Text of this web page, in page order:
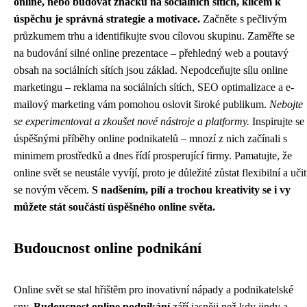
úspěchu je správná strategie a motivace. Začněte s pečlivým
průzkumem trhu a identifikujte svou cílovou skupinu. Zaměřte se
na budování silné online prezentace – přehledný web a poutavý
obsah na sociálních sítích jsou základ. Nepodceňujte sílu online
marketingu – reklama na sociálních sítích, SEO optimalizace a e-
mailový marketing vám pomohou oslovit široké publikum. Nebojte
se experimentovat a zkoušet nové nástroje a platformy. Inspirujte se
úspěšnými příběhy online podnikatelů – mnozí z nich začínali s
minimem prostředků a dnes řídí prosperující firmy. Pamatujte, že
online svět se neustále vyvíjí, proto je důležité zůstat flexibilní a učit
se novým věcem. S nadšením, pílí a trochou kreativity se i vy
můžete stát součástí úspěšného online světa.
Budoucnost online podnikání
Online svět se stal hřištěm pro inovativní nápady a podnikatelské